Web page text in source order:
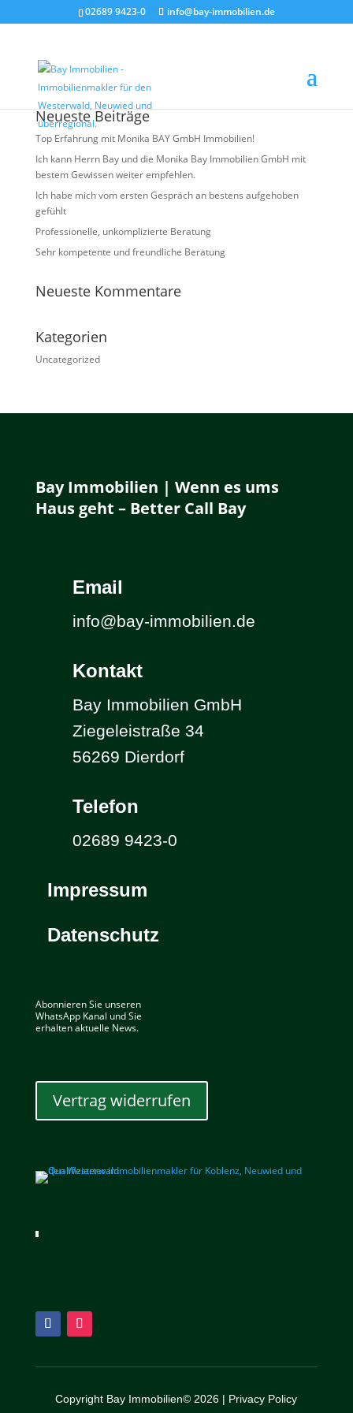
02689 9423-0 info@bay-immobilien.de
x1
Neueste Beiträge
Top Erfahrung mit Monika BAY GmbH Immobilien!
Ich kann Herrn Bay und die Monika Bay Immobilien GmbH mit
bestem Gewissen weiter empfehlen.
Ich habe mich vom ersten Gespräch an bestens aufgehoben
gefühlt
Professionelle, unkomplizierte Beratung
Sehr kompetente und freundliche Beratung
Neueste Kommentare
Kategorien
Uncategorized
Bay Immobilien | Wenn es ums
Haus geht – Better Call Bay
Email
info@bay-immobilien.de
Kontakt
Bay Immobilien GmbH
Ziegeleistraße 34
56269 Dierdorf
Telefon
02689 9423-0
Impressum
Datenschutz
Abonnieren Sie unseren
WhatsApp Kanal und Sie
erhalten aktuelle News.
Vertrag widerrufen
Copyright Bay Immobilien© 2026 | Privacy Policy